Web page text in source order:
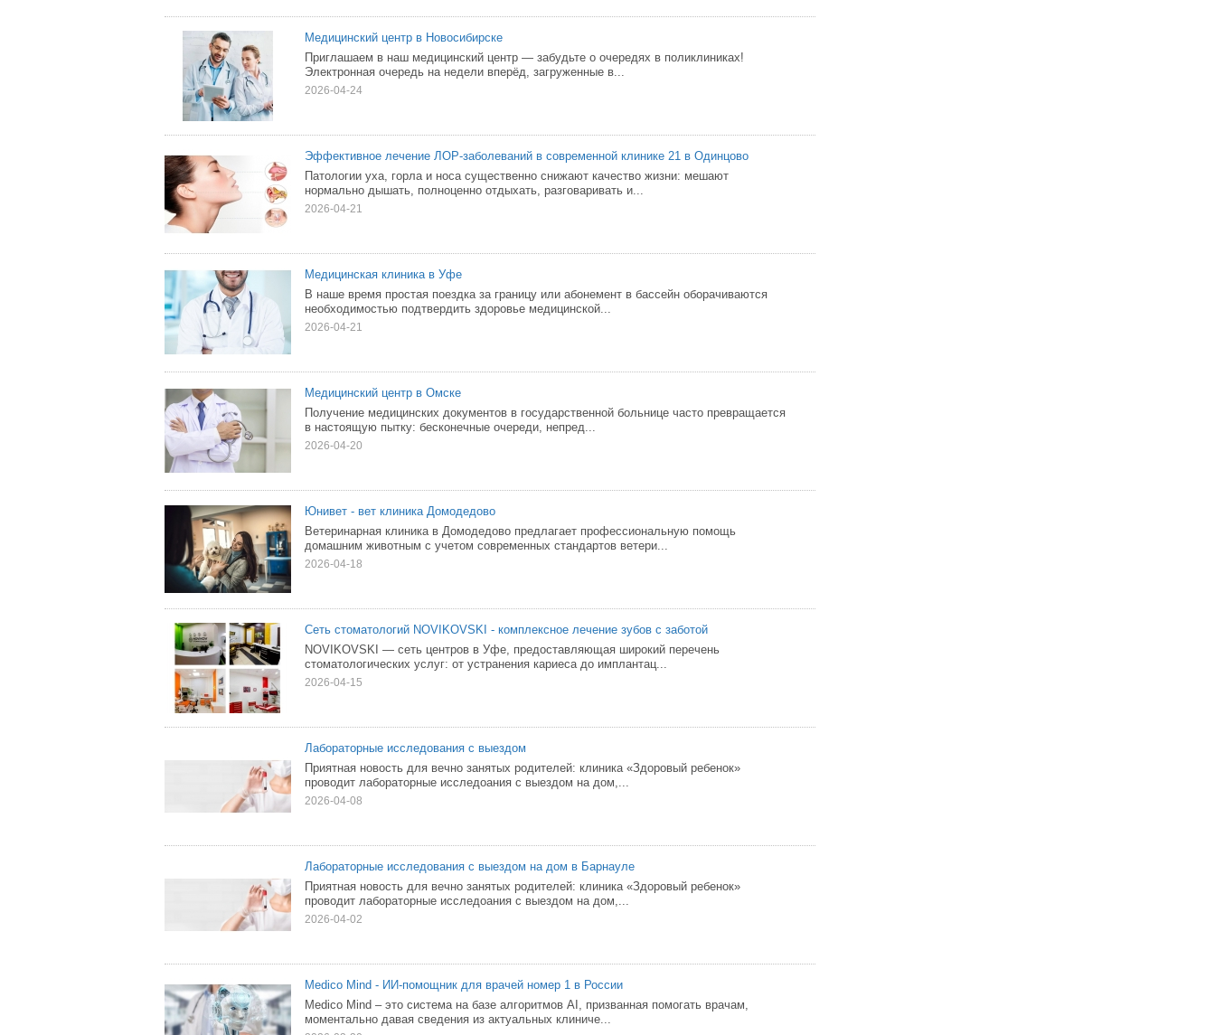
Медицинский центр в Новосибирске
Приглашаем в наш медицинский центр — забудьте о очередях в поликлиниках!
Электронная очередь на недели вперёд, загруженные в...
2026-04-24
Эффективное лечение ЛОР-заболеваний в современной клинике 21 в Одинцово
Патологии уха, горла и носа существенно снижают качество жизни: мешают
нормально дышать, полноценно отдыхать, разговаривать и...
2026-04-21
Медицинская клиника в Уфе
В наше время простая поездка за границу или абонемент в бассейн оборачиваются
необходимостью подтвердить здоровье медицинской...
2026-04-21
Медицинский центр в Омске
Получение медицинских документов в государственной больнице часто превращается
в настоящую пытку: бесконечные очереди, непред...
2026-04-20
Юнивет - вет клиника Домодедово
Ветеринарная клиника в Домодедово предлагает профессиональную помощь
домашним животным с учетом современных стандартов ветери...
2026-04-18
Сеть стоматологий NOVIKOVSKI - комплексное лечение зубов с заботой
NOVIKOVSKI — сеть центров в Уфе, предоставляющая широкий перечень
стоматологических услуг: от устранения кариеса до имплантац...
2026-04-15
Лабораторные исследования с выездом
Приятная новость для вечно занятых родителей: клиника «Здоровый ребенок»
проводит лабораторные исследоания с выездом на дом,...
2026-04-08
Лабораторные исследования с выездом на дом в Барнауле
Приятная новость для вечно занятых родителей: клиника «Здоровый ребенок»
проводит лабораторные исследоания с выездом на дом,...
2026-04-02
Medico Mind - ИИ-помощник для врачей номер 1 в России
Medico Mind – это система на базе алгоритмов AI, призванная помогать врачам,
моментально давая сведения из актуальных клиниче...